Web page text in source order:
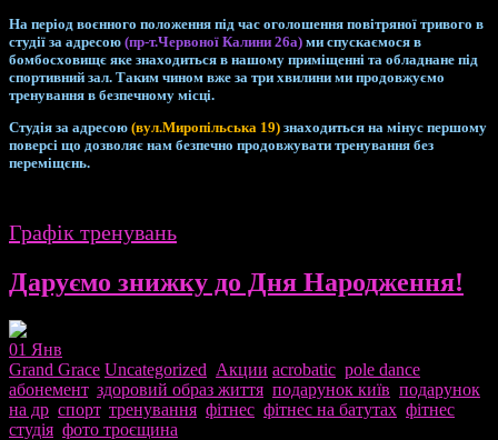
На період воєнного положення під час оголошення повітряної тривого в
студії за адресою (пр-т.Червоної Калини 26а) ми спускаємося в
бомбосховищє яке знаходиться в нашому приміщенні та обладнане під
спортивний зал. Таким чином вже за три хвилини ми продовжуємо
тренування в безпечному місці.
Студія за адресою (вул.Миропільська 19) знаходиться на мінус першому
поверсі що дозволяє нам безпечно продовжувати тренування без
переміщєнь.
Графік тренувань
Даруємо знижку до Дня Народження!
01 Янв
Grand Grace Uncategorized Акции acrobatic pole dance
абонемент, здоровий образ життя подарунок київ подарунок
на др спорт, тренування фітнес фітнес на батутах фітнес
студія фото троєщина